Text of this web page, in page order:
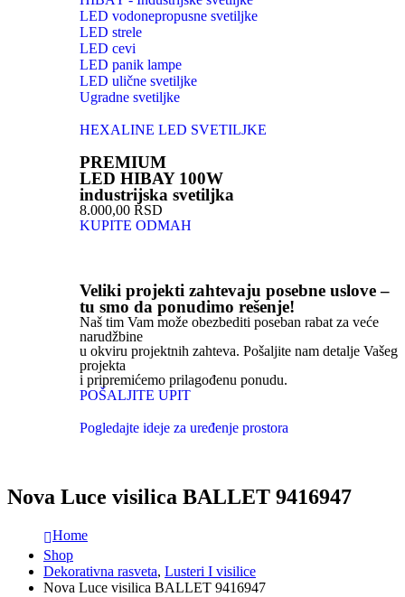
LED vodonepropusne svetiljke
LED strele
LED cevi
LED panik lampe
LED ulične svetiljke
Ugradne svetiljke
HEXALINE LED SVETILJKE
PREMIUM
LED HIBAY 100W
industrijska svetiljka
8.000,00 RSD
KUPITE ODMAH
Veliki projekti zahtevaju posebne uslove –
tu smo da ponudimo rešenje!
Naš tim Vam može obezbediti poseban rabat za veće
narudžbine
u okviru projektnih zahteva. Pošaljite nam detalje Vašeg
projekta
i pripremićemo prilagođenu ponudu.
POŠALJITE UPIT
Pogledajte ideje za uređenje prostora
Nova Luce visilica BALLET 9416947
Home
Shop
Dekorativna rasveta, Lusteri I visilice
Nova Luce visilica BALLET 9416947